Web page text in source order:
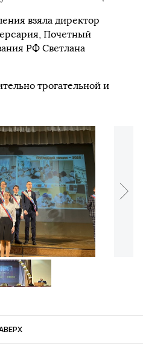
взяла директор
Почетный
РФ Светлана
трогательной и